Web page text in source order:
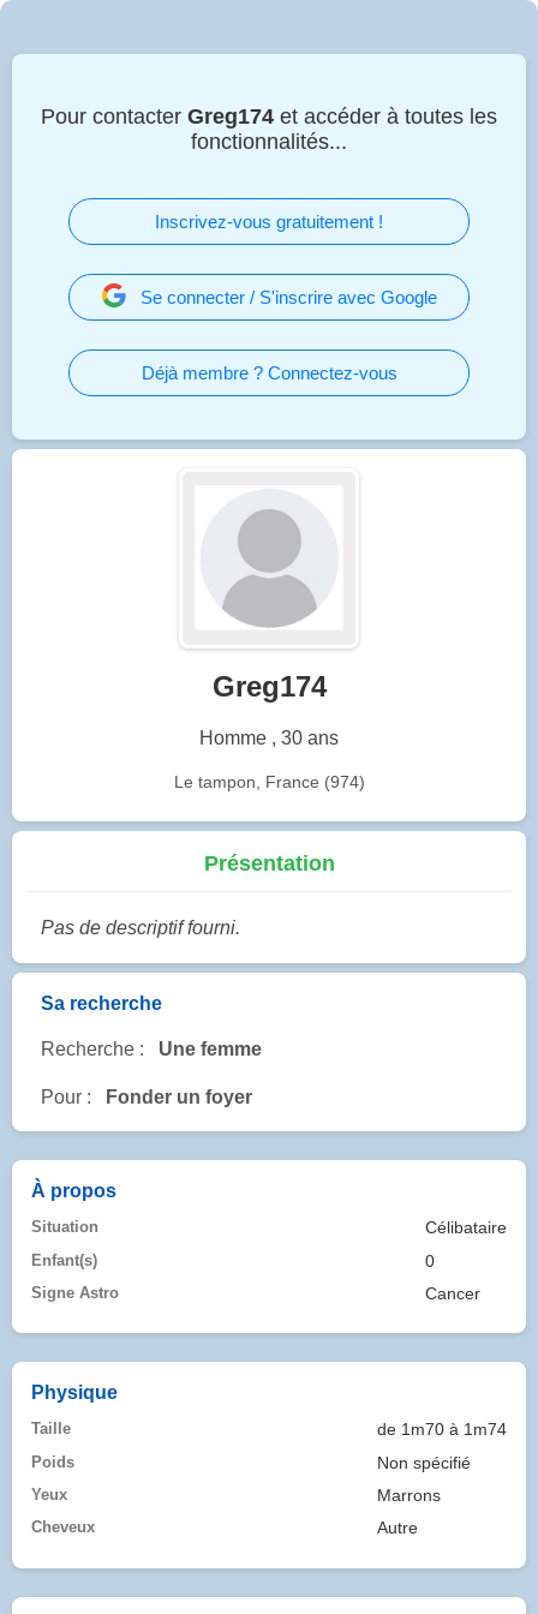
Pour contacter Greg174 et accéder à toutes les
fonctionnalités...
Inscrivez-vous gratuitement !
Se connecter / S'inscrire avec Google
Déjà membre ? Connectez-vous
Greg174
Homme , 30 ans
Le tampon, France (974)
Présentation
Pas de descriptif fourni.
Sa recherche
Recherche : Une femme
Pour : Fonder un foyer
À propos
Situation Célibataire
Enfant(s) 0
Signe Astro Cancer
Physique
Taille de 1m70 à 1m74
Poids Non spécifié
Yeux Marrons
Cheveux Autre